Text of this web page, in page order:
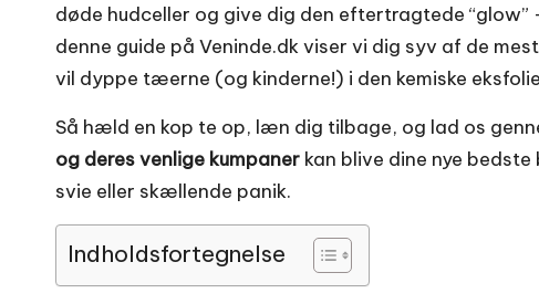
døde hudceller og give dig den eftertragtede “glow”
denne guide på Veninde.dk viser vi dig syv af de
vil dyppe tæerne (og kinderne!) i den kemiske
Så hæld en kop te op, læn dig tilbage, og lad os
og deres venlige kumpaner kan blive dine nye
svie eller skællende panik.
Indholdsfortegnelse